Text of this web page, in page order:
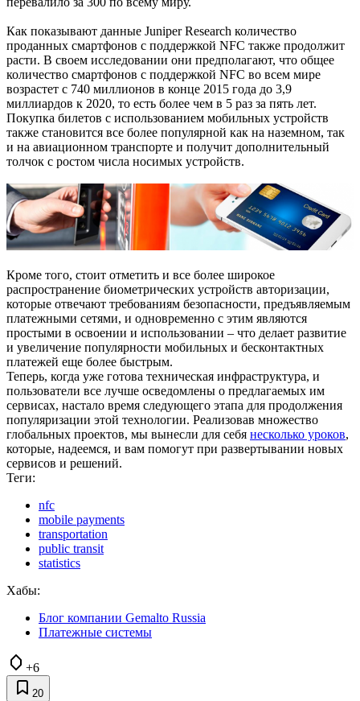
Как показывают данные Juniper Research количество
проданных смартфонов с поддержкой NFC также продолжит
расти. В своем исследовании они предполагают, что общее
количество смартфонов с поддержкой NFC во всем мире
возрастет с 740 миллионов в конце 2015 года до 3,9
миллиардов к 2020, то есть более чем в 5 раз за пять лет.
Покупка билетов с использованием мобильных устройств
также становится все более популярной как на наземном, так
и на авиационном транспорте и получит дополнительный
толчок с ростом числа носимых устройств.
Кроме того, стоит отметить и все более широкое
распространение биометрических устройств авторизации,
которые отвечают требованиям безопасности, предъявляемым
платежными сетями, и одновременно с этим являются
простыми в освоении и использовании – что делает развитие
и увеличение популярности мобильных и бесконтактных
платежей еще более быстрым.
Теперь, когда уже готова техническая инфраструктура, и
пользователи все лучше осведомлены о предлагаемых им
сервисах, настало время следующего этапа для продолжения
популяризации этой технологии. Реализовав множество
глобальных проектов, мы вынесли для себя несколько уроков,
которые, надеемся, и вам помогут при развертывании новых
сервисов и решений.
Теги:
nfc
mobile payments
transportation
public transit
statistics
Хабы:
Блог компании Gemalto Russia
Платежные системы
+6
20